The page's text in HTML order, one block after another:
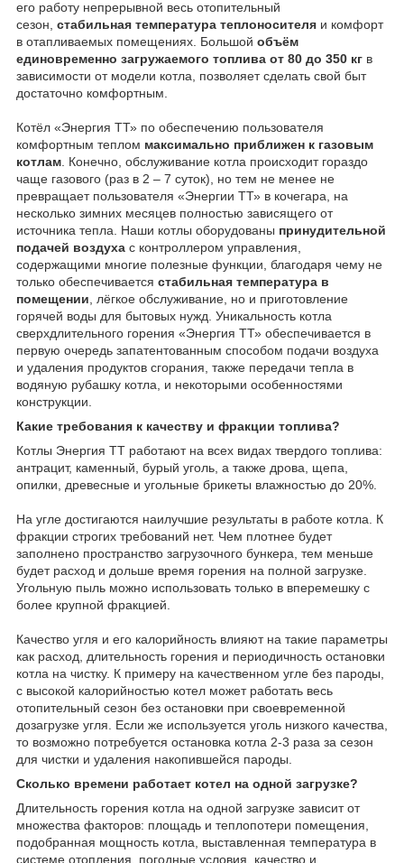
его работу непрерывной весь отопительный
сезон, стабильная температура теплоносителя и комфорт
в отапливаемых помещениях. Большой объём
единовременно загружаемого топлива от 80 до 350 кг в
зависимости от модели котла, позволяет сделать свой быт
достаточно комфортным.
Котёл «Энергия ТТ» по обеспечению пользователя
комфортным теплом максимально приближен к газовым
котлам . Конечно, обслуживание котла происходит гораздо
чаще газового (раз в 2 – 7 суток), но тем не менее не
превращает пользователя «Энергии ТТ» в кочегара, на
несколько зимних месяцев полностью зависящего от
источника тепла. Наши котлы оборудованы принудительной
подачей воздуха с контроллером управления,
содержащими многие полезные функции, благодаря чему не
только обеспечивается стабильная температура в
помещении , лёгкое обслуживание, но и приготовление
горячей воды для бытовых нужд. Уникальность котла
сверхдлительного горения «Энергия ТТ» обеспечивается в
первую очередь запатентованным способом подачи воздуха
и удаления продуктов сгорания, также передачи тепла в
водяную рубашку котла, и некоторыми особенностями
конструкции.
Какие требования к качеству и фракции топлива?
Котлы Энергия ТТ работают на всех видах твердого топлива:
антрацит, каменный, бурый уголь, а также дрова, щепа,
опилки, древесные и угольные брикеты влажностью до 20%.
На угле достигаются наилучшие результаты в работе котла. К
фракции строгих требований нет. Чем плотнее будет
заполнено пространство загрузочного бункера, тем меньше
будет расход и дольше время горения на полной загрузке.
Угольную пыль можно использовать только в вперемешку с
более крупной фракцией.
Качество угля и его калорийность влияют на такие параметры
как расход, длительность горения и периодичность остановки
котла на чистку. К примеру на качественном угле без пароды,
с высокой калорийностью котел может работать весь
отопительный сезон без остановки при своевременной
дозагрузке угля. Если же используется уголь низкого качества,
то возможно потребуется остановка котла 2-3 раза за сезон
для чистки и удаления накопившейся пароды.
Сколько времени работает котел на одной загрузке?
Длительность горения котла на одной загрузке зависит от
множества факторов: площадь и теплопотери помещения,
подобранная мощность котла, выставленная температура в
системе отопления, погодные условия, качество и